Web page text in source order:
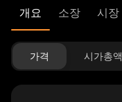
개요 소장 시장
가격 시가총액